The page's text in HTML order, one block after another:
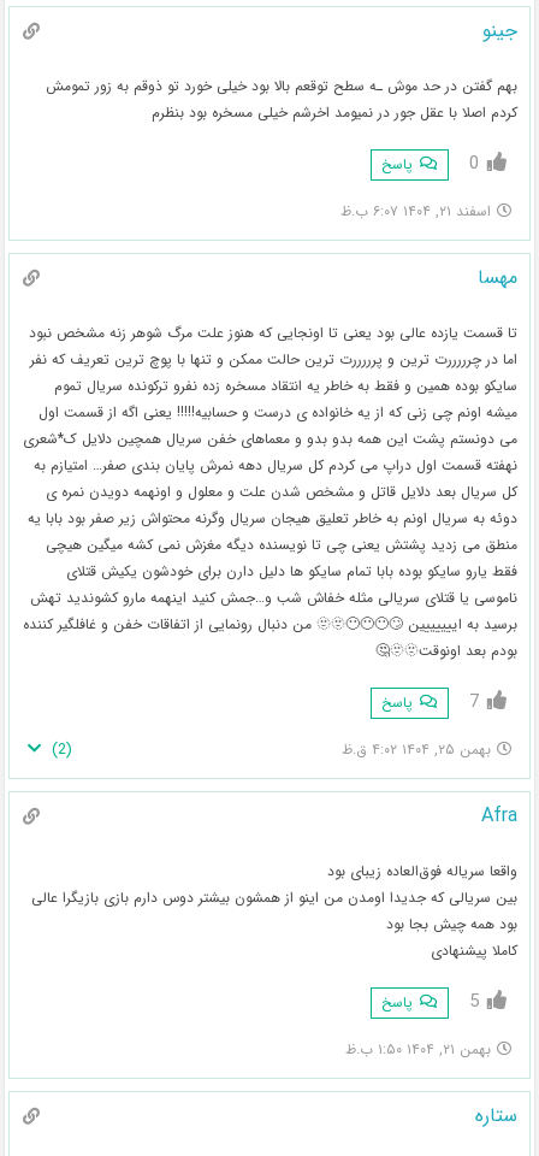
جینو
بهم گفتن در حد موش ـه سطح توقعم بالا بود خیلی خورد تو ذوقم به زور تمومش
کردم اصلا با عقل جور در نمیومد اخرشم خیلی مسخره بود بنظرم
0 پاسخ
اسفند ۲۱, ۱۴۰۴ ۶:۰۷ ب.ظ
مهسا
تا قسمت یازده عالی بود یعنی تا اونجایی که هنوز علت مرگ شوهر زنه مشخص نبود
اما در چرررررت ترین و پرررررت ترین حالت ممکن و تنها با پوچ ترین تعریف که نفر
سایکو بوده همین و فقط به خاطر یه انتقاد مسخره زده نفرو ترکونده سریال تموم
میشه اونم چی زنی که از یه خانواده ی درست و حسابیه!!!!! یعنی اگه از قسمت اول
می دونستم پشت این همه بدو بدو و معماهای خفن سریال همچین دلایل ک*شعری
نهفته قسمت اول دراپ می کردم کل سریال دهه نمرش پایان بندی صفر… امتیازم به
کل سریال بعد دلایل قاتل و مشخص شدن علت و معلول و اونهمه دویدن نمره ی
دوئه به سریال اونم به خاطر تعلیق هیجان سریال وگرنه محتواش زیر صفر بود بابا یه
منطق می زدید پشتش یعنی چی تا نویسنده دیگه مغزش نمی کشه میگین هیچی
فقط یارو سایکو بوده بابا تمام سایکو ها دلیل دارن برای خودشون یکیش قتلای
ناموسی یا قتلای سریالی مثله خفاش شب و…جمش کنید اینهمه مارو کشوندید تهش
برسید به اییییییین 🙄😶😶😶🫥🫥 من دنبال رونمایی از اتفاقات خفن و غافلگیر کننده
بودم بعد اونوقت🫥🫥🤔
7 پاسخ
بهمن ۲۵, ۱۴۰۴ ۴:۰۲ ق.ظ (
2
)
Afra
واقعا سریاله فوق‌العاده زیبای بود
بین سریالی که جدیدا اومدن من اینو از همشون بیشتر دوس دارم بازی بازیگرا عالی
بود همه چیش بجا بود
کاملا پیشنهادی
5 پاسخ
بهمن ۲۱, ۱۴۰۴ ۱:۵۰ ب.ظ
ستاره